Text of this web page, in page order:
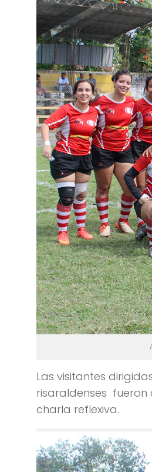
Las visitantes
risaraldenses fueron
charla reflexiva.